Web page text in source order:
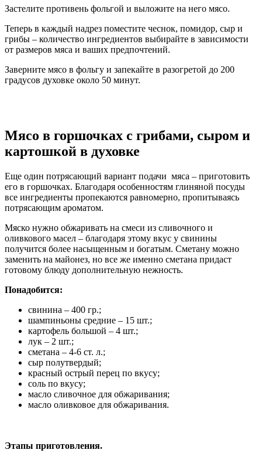
Застелите противень фольгой и выложите на него мясо.
Теперь в каждый надрез поместите чеснок, помидор, сыр и
грибы – количество ингредиентов выбирайте в зависимости
от размеров мяса и ваших предпочтений.
Заверните мясо в фольгу и запекайте в разогретой до 200
градусов духовке около 50 минут.
Мясо в горшочках с грибами, сыром и
картошкой в духовке
Еще один потрясающий вариант подачи мяса – приготовить
его в горшочках. Благодаря особенностям глиняной посуды
все ингредиенты пропекаются равномерно, пропитываясь
потрясающим ароматом.
Мяско нужно обжаривать на смеси из сливочного и
оливкового масел – благодаря этому вкус у свинины
получится более насыщенным и богатым. Сметану можно
заменить на майонез, но все же именно сметана придаст
готовому блюду дополнительную нежность.
Понадобится:
свинина – 400 гр.;
шампиньоны средние – 15 шт.;
картофель большой – 4 шт.;
лук – 2 шт.;
сметана – 4-6 ст. л.;
сыр полутвердый;
красный острый перец по вкусу;
соль по вкусу;
масло сливочное для обжаривания;
масло оливковое для обжаривания.
Этапы приготовления.